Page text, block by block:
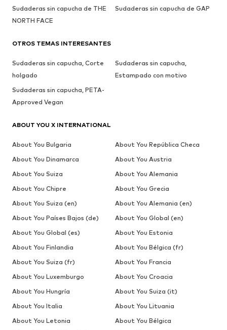
Sudaderas sin capucha de THE
NORTH FACE
Sudaderas sin capucha de GAP
OTROS TEMAS INTERESANTES
Sudaderas sin capucha, Corte
holgado
Sudaderas sin capucha,
Estampado con motivo
Sudaderas sin capucha, PETA-
Approved Vegan
ABOUT YOU X INTERNATIONAL
About You Bulgaria
About You República Checa
About You Dinamarca
About You Austria
About You Suiza
About You Alemania
About You Chipre
About You Grecia
About You Suiza (en)
About You Alemania (en)
About You Países Bajos (de)
About You Global (en)
About You Global (es)
About You Estonia
About You Finlandia
About You Bélgica (fr)
About You Suiza (fr)
About You Francia
About You Luxemburgo
About You Croacia
About You Hungría
About You Suiza (it)
About You Italia
About You Lituania
About You Letonia
About You Bélgica